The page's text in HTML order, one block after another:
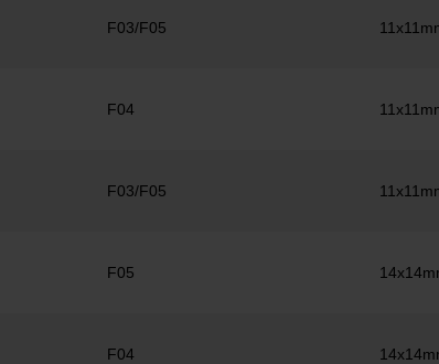
F03/F05
F04
F03/F05
F05
F04